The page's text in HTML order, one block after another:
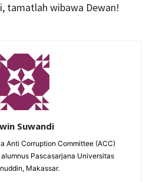
tamatlah wibawa Dewan!
Suwandi
Anti Corruption Committee (ACC)
Pascasarjana Universitas
Makassar.